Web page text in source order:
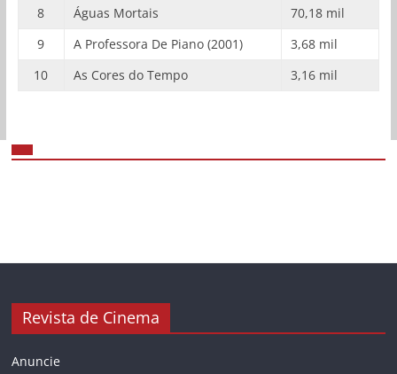
8
Águas Mortais
70,18 mil
9
A Professora De Piano (2001)
3,68 mil
10
As Cores do Tempo 3,16 mil
Revista de Cinema
Anuncie